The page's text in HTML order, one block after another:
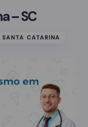
– SC
CATARINA